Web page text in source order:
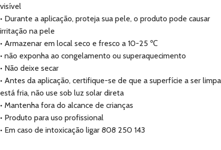
visível
• Durante a aplicação, proteja sua pele, o produto pode causar
irritação na pele
• Armazenar em local seco e fresco a 10-25 ℃
• não exponha ao congelamento ou superaquecimento
• Não deixe secar
• Antes da aplicação, certifique-se de que a superfície a ser limpa
está fria, não use sob luz solar direta
• Mantenha fora do alcance de crianças
• Produto para uso profissional
• Em caso de intoxicação ligar 808 250 143